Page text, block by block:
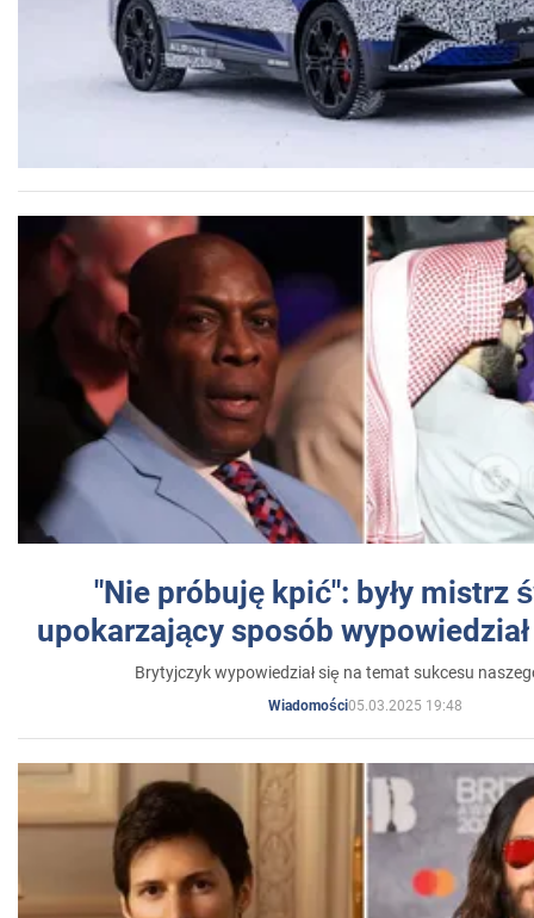
"Nie próbuję kpić": były mistrz
upokarzający sposób
Brytyjczyk wypowiedział się na temat sukcesu
Wiadomości05.03.2025 19:48